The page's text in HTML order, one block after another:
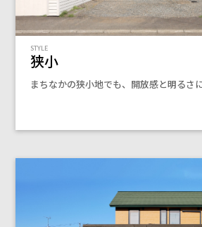
STYLE
狭小
まちなかの狭小地でも、開放感と明るさ